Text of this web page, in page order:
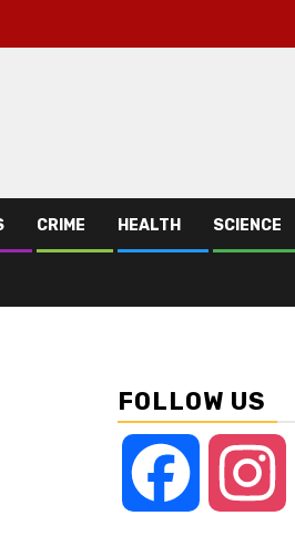
CRIME HEALTH SCIENCE
FOLLOW US
Facebook